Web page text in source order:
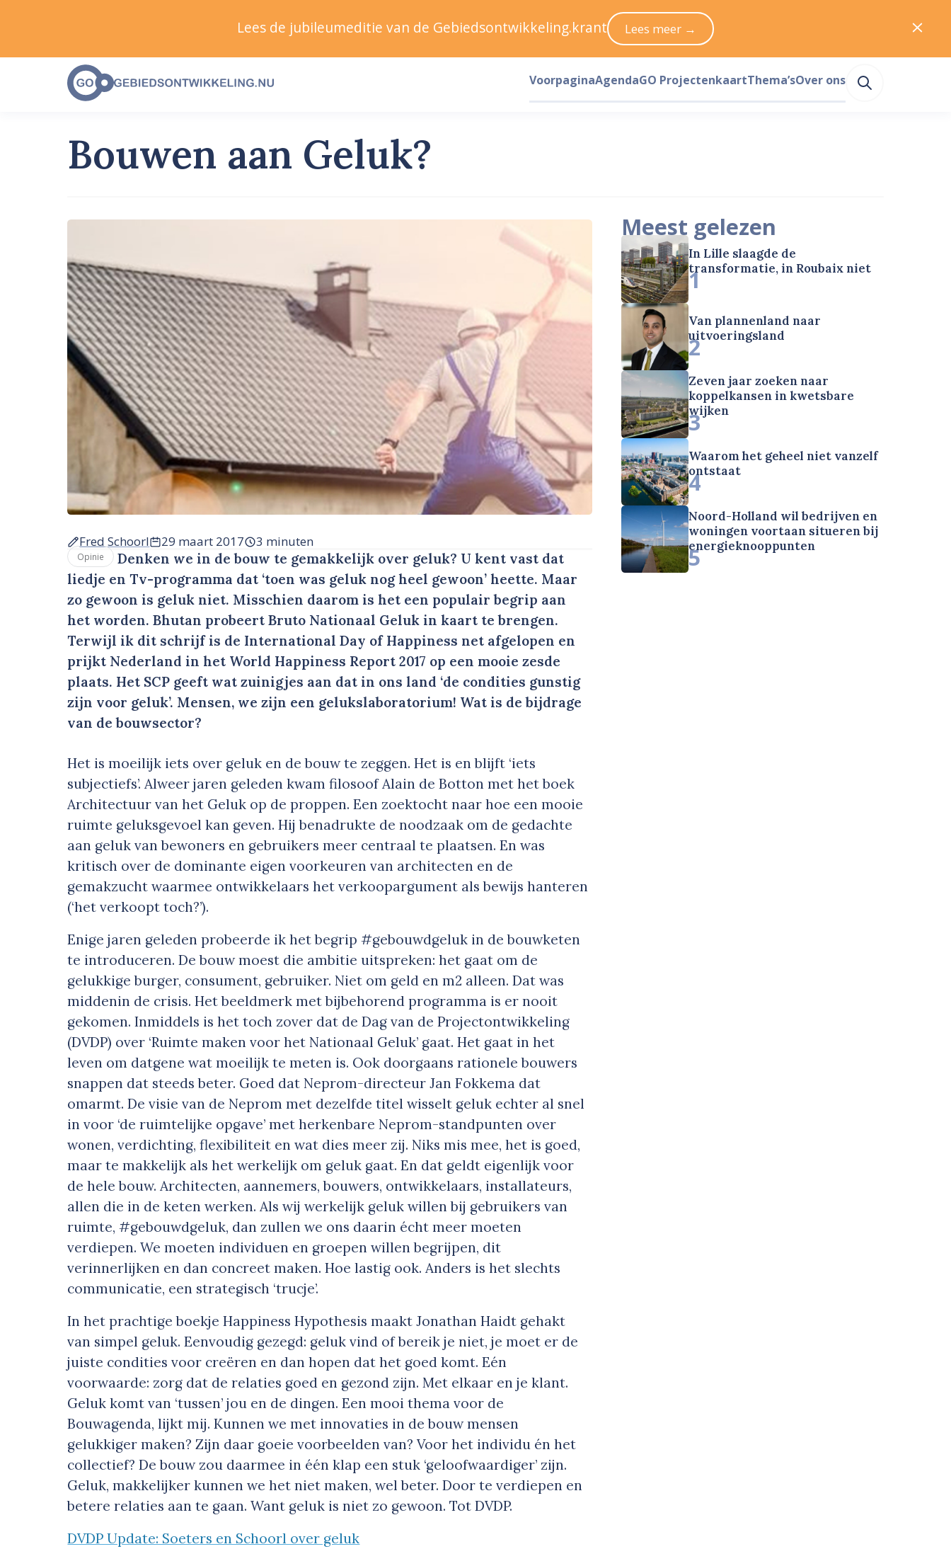
Bouwen aan Geluk?
Fred Schoorl 29 maart 2017 3 minuten
Opinie
Denken we in de bouw te gemakkelijk over geluk? U kent vast dat
liedje en Tv-programma dat ‘toen was geluk nog heel gewoon’ heette. Maar
zo gewoon is geluk niet. Misschien daarom is het een populair begrip aan
het worden. Bhutan probeert Bruto Nationaal Geluk in kaart te brengen.
Terwijl ik dit schrijf is de International Day of Happiness net afgelopen en
prijkt Nederland in het World Happiness Report 2017 op een mooie zesde
plaats. Het SCP geeft wat zuinigjes aan dat in ons land ‘de condities gunstig
zijn voor geluk’. Mensen, we zijn een gelukslaboratorium! Wat is de bijdrage
van de bouwsector?
Het is moeilijk iets over geluk en de bouw te zeggen. Het is en blijft ‘iets
subjectiefs’. Alweer jaren geleden kwam filosoof Alain de Botton met het boek
Architectuur van het Geluk op de proppen. Een zoektocht naar hoe een mooie
ruimte geluksgevoel kan geven. Hij benadrukte de noodzaak om de gedachte
aan geluk van bewoners en gebruikers meer centraal te plaatsen. En was
kritisch over de dominante eigen voorkeuren van architecten en de
gemakzucht waarmee ontwikkelaars het verkoopargument als bewijs hanteren
(‘het verkoopt toch?’).
Enige jaren geleden probeerde ik het begrip #gebouwdgeluk in de bouwketen
te introduceren. De bouw moest die ambitie uitspreken: het gaat om de
gelukkige burger, consument, gebruiker. Niet om geld en m2 alleen. Dat was
middenin de crisis. Het beeldmerk met bijbehorend programma is er nooit
gekomen. Inmiddels is het toch zover dat de Dag van de Projectontwikkeling
(DVDP) over ‘Ruimte maken voor het Nationaal Geluk’ gaat. Het gaat in het
leven om datgene wat moeilijk te meten is. Ook doorgaans rationele bouwers
snappen dat steeds beter. Goed dat Neprom-directeur Jan Fokkema dat
omarmt. De visie van de Neprom met dezelfde titel wisselt geluk echter al snel
in voor ‘de ruimtelijke opgave’ met herkenbare Neprom-standpunten over
wonen, verdichting, flexibiliteit en wat dies meer zij. Niks mis mee, het is goed,
maar te makkelijk als het werkelijk om geluk gaat. En dat geldt eigenlijk voor
de hele bouw. Architecten, aannemers, bouwers, ontwikkelaars, installateurs,
allen die in de keten werken. Als wij werkelijk geluk willen bij gebruikers van
ruimte, #gebouwdgeluk, dan zullen we ons daarin écht meer moeten
verdiepen. We moeten individuen en groepen willen begrijpen, dit
verinnerlijken en dan concreet maken. Hoe lastig ook. Anders is het slechts
communicatie, een strategisch ‘trucje’.
In het prachtige boekje Happiness Hypothesis maakt Jonathan Haidt gehakt
van simpel geluk. Eenvoudig gezegd: geluk vind of bereik je niet, je moet er de
juiste condities voor creëren en dan hopen dat het goed komt. Eén
voorwaarde: zorg dat de relaties goed en gezond zijn. Met elkaar en je klant.
Geluk komt van ‘tussen’ jou en de dingen. Een mooi thema voor de
Bouwagenda, lijkt mij. Kunnen we met innovaties in de bouw mensen
gelukkiger maken? Zijn daar goeie voorbeelden van? Voor het individu én het
collectief? De bouw zou daarmee in één klap een stuk ‘geloofwaardiger’ zijn.
Geluk, makkelijker kunnen we het niet maken, wel beter. Door te verdiepen en
betere relaties aan te gaan. Want geluk is niet zo gewoon. Tot DVDP.
DVDP Update: Soeters en Schoorl over geluk
Meest gelezen
In Lille slaagde de
transformatie, in Roubaix niet
1
Van plannenland naar
uitvoeringsland
2
Zeven jaar zoeken naar
koppelkansen in kwetsbare
wijken
3
Waarom het geheel niet vanzelf
ontstaat
4
Noord-Holland wil bedrijven en
woningen voortaan situeren bij
energieknooppunten
5
Lees de jubileumeditie van de Gebiedsontwikkeling.krant Lees meer →
VoorpaginaAgendaGO ProjectenkaartThema’sOver ons